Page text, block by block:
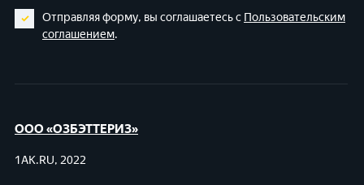
Отправляя форму, вы соглашаетесь с Пользовательским
соглашением.
ООО «ОЗБЭТТЕРИЗ»
1AK.RU, 2022